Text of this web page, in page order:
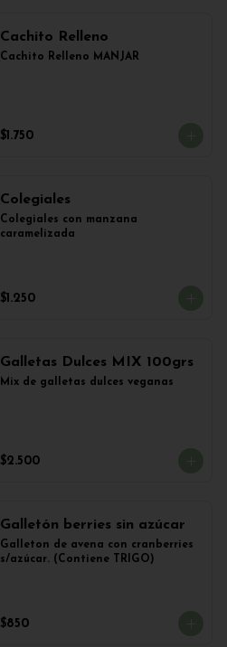
Cachito Relleno
Cachito Relleno MANJAR
$1.750
Colegiales
Colegiales con manzana
caramelizada
$1.250
Galletas Dulces MIX 100grs
Mix de galletas dulces veganas
$2.500
Galletón berries sin azúcar
Galleton de avena con cranberries
s/azúcar. (Contiene TRIGO)
$850